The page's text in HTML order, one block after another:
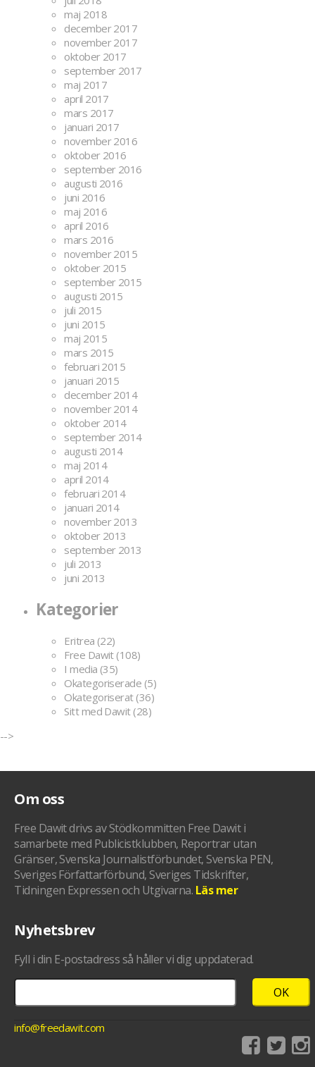
maj 2018
december 2017
november 2017
oktober 2017
september 2017
maj 2017
april 2017
mars 2017
januari 2017
november 2016
oktober 2016
september 2016
augusti 2016
juni 2016
maj 2016
april 2016
mars 2016
november 2015
oktober 2015
september 2015
augusti 2015
juli 2015
juni 2015
maj 2015
mars 2015
februari 2015
januari 2015
december 2014
november 2014
oktober 2014
september 2014
augusti 2014
maj 2014
april 2014
februari 2014
januari 2014
november 2013
oktober 2013
september 2013
juli 2013
juni 2013
Kategorier
Eritrea (22)
Free Dawit(108)
I media (35)
Okategoriserade (5)
Okategoriserat(36)
Sitt med Dawit(28)
-->
Om oss
Free Dawit drivs av Stödkommitten Free Dawit i
samarbete med Publicistklubben, Reportrar utan
Gränser, Svenska Journalistförbundet, Svenska PEN,
Sveriges Författarförbund, Sveriges Tidskrifter,
Tidningen Expressen och Utgivarna. Läs mer
Nyhetsbrev
Fyll i din E-postadress så håller vi dig uppdaterad.
info@freedawit.com